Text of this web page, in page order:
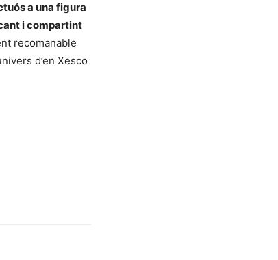
a una figura
i compartint
recomanable
d’en Xesco